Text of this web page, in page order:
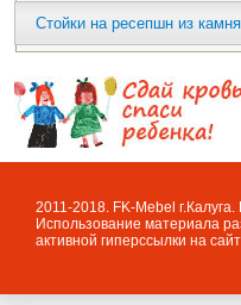
Стойки на ресепшн из камня
2011-2018. FK-Mebel
Использование материала
активной гиперссылки на